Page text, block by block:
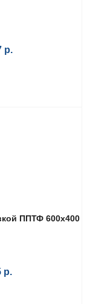
р.
ППТФ 600х400
р.